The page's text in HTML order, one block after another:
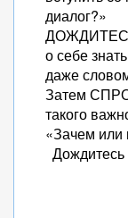
диалог?»
о себе
даже
Затем
такого
«Зачем или
Дождитесь